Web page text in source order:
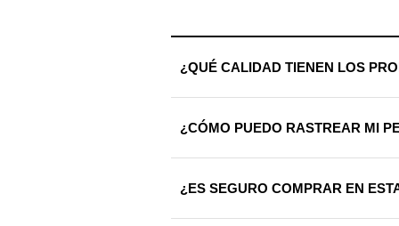
¿QUÉ CALIDAD TIENEN LOS
calidad riguroso antes de ser
¿CÓMO PUEDO RASTREAR MI
que sepas exactamente dónde se
¿ES SEGURO COMPRAR EN